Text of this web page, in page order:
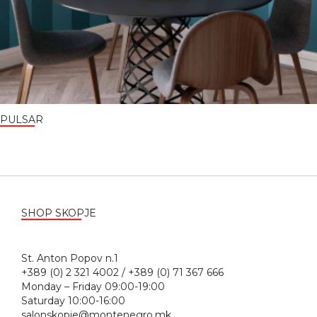
PULSAR
SHOP SKOPJE
St. Anton Popov n.1
+389 (0) 2 321 4002 / +389 (0) 71 367 666
Monday – Friday 09:00-19:00
Saturday 10:00-16:00